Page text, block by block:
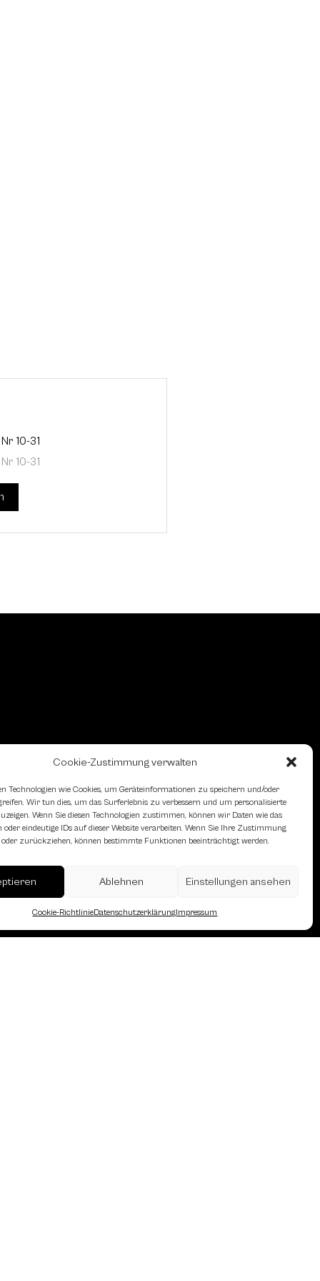
Cookie-Zustimmung verwalten
Technologien wie Cookies, um Geräteinformationen zu speichern und/oder
Wir tun dies, um das Surferlebnis zu verbessern und um personalisierte
Wenn Sie diesen Technologien zustimmen, können wir Daten wie das
oder eindeutige IDs auf dieser Website verarbeiten. Wenn Sie Ihre Zustimmung
zurückziehen, können bestimmte Funktionen beeinträchtigt werden.
Ablehnen Einstellungen ansehen
Cookie-RichtlinieDatenschutzerklärungImpressum
10-31
10-31
des Österreichischen